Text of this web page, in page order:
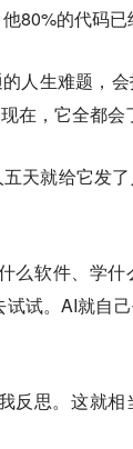
80%的代码已
人生难题，
在，它全都会
天就给它
么软件、学
试。AI就自
反思。这就